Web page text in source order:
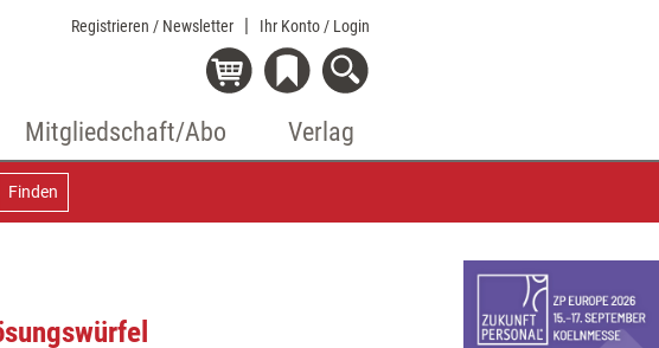
Registrieren / Newsletter Ihr Konto / Login
Mitgliedschaft/Abo Verlag
Finden